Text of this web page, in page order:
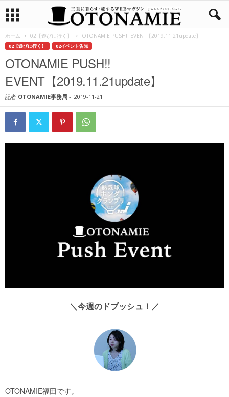
ホーム 02【遊びに行く】 OTONAMIE PUSH!! EVENT【2019.11.21update】
02【遊びに行く】 02イベント告知
OTONAMIE PUSH!!
EVENT【2019.11.21update】
記者 OTONAMIE事務局 - 2019-11-21
＼今週のドプッシュ！／
OTONAMIE福田です。